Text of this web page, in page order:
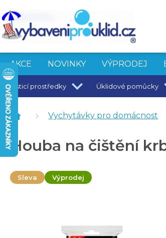
AKCE NOVINKY VÝPRODEJ
Čisticí prostředky Úklidové pomůcky
Podpalovací smotky 2,5 kg - cca 200
Nádoba na popel 40 x 35 x 28 cm -
Čistič krbových skel - 500 ml
Vychytávky pro domácnost
Houba na čištění
Sleva Výprodej